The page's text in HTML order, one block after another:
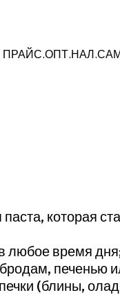
которая
любое время
печенью
(блины,